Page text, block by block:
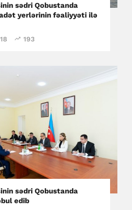
sədri Qobustanda
yerlərinin fəaliyyəti ilə
193
sədri Qobustanda
edib